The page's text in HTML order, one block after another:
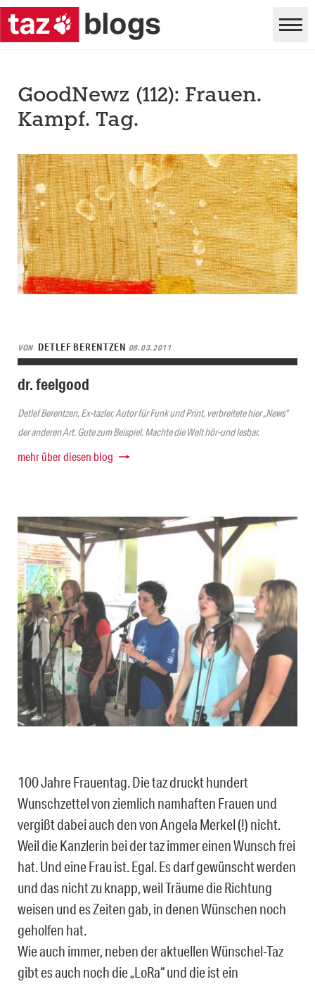
GoodNewz (112): Frauen.
Kampf. Tag.
VON DETLEF BERENTZEN 08.03.2011
dr. feelgood
Detlef Berentzen, Ex-tazler, Autor für Funk und Print, verbreitete hier „News“
der anderen Art. Gute zum Beispiel. Machte die Welt hör-und lesbar.
mehr über diesen blog
100 Jahre Frauentag. Die taz druckt hundert
Wunschzettel von ziemlich namhaften Frauen und
vergißt dabei auch den von Angela Merkel (!) nicht.
Weil die Kanzlerin bei der taz immer einen Wunsch frei
hat. Und eine Frau ist. Egal. Es darf gewünscht werden
und das nicht zu knapp, weil Träume die Richtung
weisen und es Zeiten gab, in denen Wünschen noch
geholfen hat.
Wie auch immer, neben der aktuellen Wünschel-Taz
gibt es auch noch die „LoRa“ und die ist ein